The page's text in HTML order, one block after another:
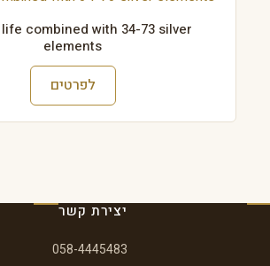
combined with 34-73 silver
elements
לפרטים
יצירת קשר
058-4445483